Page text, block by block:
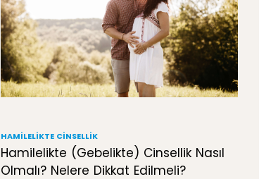
HAMILELIKTE CINSELLIK
Hamilelikte (Gebelikte) Cinsellik Nasıl
Olmalı? Nelere Dikkat Edilmeli?